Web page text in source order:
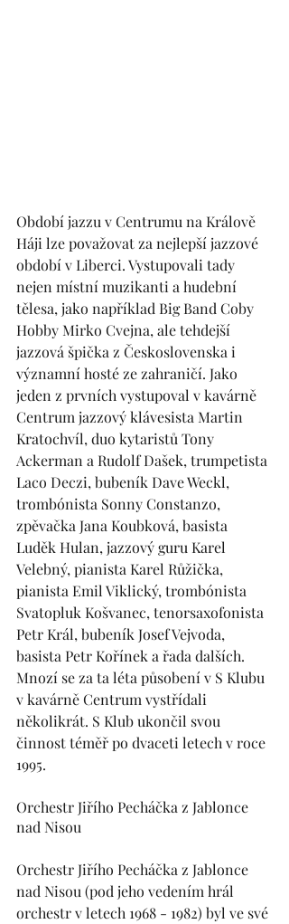
Období jazzu v Centrumu na Králově
Háji lze považovat za nejlepší jazzové
období v Liberci. Vystupovali tady
nejen místní muzikanti a hudební
tělesa, jako například Big Band Coby
Hobby Mirko Cvejna, ale tehdejší
jazzová špička z Československa i
významní hosté ze zahraničí. Jako
jeden z prvních vystupoval v kavárně
Centrum jazzový klávesista Martin
Kratochvíl, duo kytaristů Tony
Ackerman a Rudolf Dašek, trumpetista
Laco Deczi, bubeník Dave Weckl,
trombónista Sonny Constanzo,
zpěvačka Jana Koubková, basista
Luděk Hulan, jazzový guru Karel
Velebný, pianista Karel Růžička,
pianista Emil Viklický, trombónista
Svatopluk Košvanec, tenorsaxofonista
Petr Král, bubeník Josef Vejvoda,
basista Petr Kořínek a řada dalších.
Mnozí se za ta léta působení v S Klubu
v kavárně Centrum vystřídali
několikrát. S Klub ukončil svou
činnost téměř po dvaceti letech v roce
1995.
Orchestr Jiřího Pecháčka z Jablonce
nad Nisou
Orchestr Jiřího Pecháčka z Jablonce
nad Nisou (pod jeho vedením hrál
orchestr v letech 1968 - 1982) byl ve své